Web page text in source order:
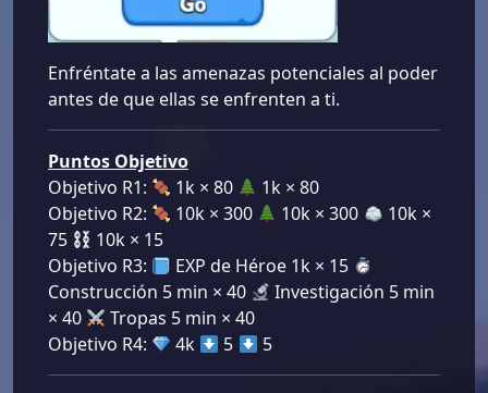
Enfréntate a las amenazas potenciales al poder
antes de que ellas se enfrenten a ti.
Puntos Objetivo
Objetivo R1:
1k × 80
1k × 80
Objetivo R2:
10k × 300 10k × 300
10k ×
75
10k × 15
Objetivo R3:
EXP de Héroe 1k × 15
Construcción 5 min × 40
Investigación 5 min
× 40
Tropas 5 min × 40
Objetivo R4:
4k 5 5